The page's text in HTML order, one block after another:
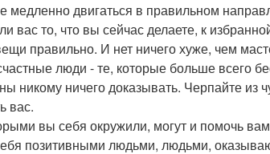
медленно двигаться в правильном
вас то, что вы сейчас делаете, к
правильно. И нет ничего хуже, чем
люди - те, которые больше всего
никому ничего доказывать. Черпайте
вас.
вы себя окружили, могут и помочь
позитивными людьми, людьми,